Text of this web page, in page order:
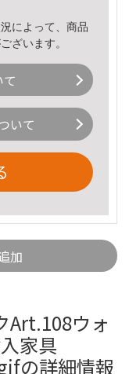
によって、商品
ざいます。
いて
加
Art.108ウォ
家具
の詳細情報